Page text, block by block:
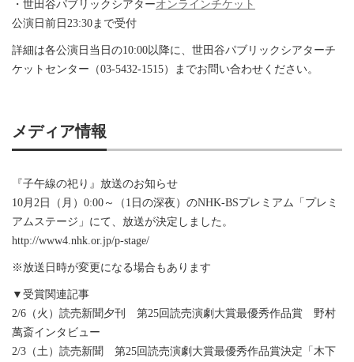
・世田谷パブリックシアターオンラインチケット
公演日前日23:30まで受付
詳細は各公演日当日の10:00以降に、世田谷パブリックシアターチ
ケットセンター（03-5432-1515）までお問い合わせください。
メディア情報
『子午線の祀り』放送のお知らせ
10月2日（月）0:00～（1日の深夜）のNHK‐BSプレミアム「プレミ
アムステージ」にて、放送が決定しました。
http://www4.nhk.or.jp/p-stage/
※放送日時が変更になる場合もあります
▼受賞関連記事
2/6（火）読売新聞夕刊 第25回読売演劇大賞最優秀作品賞 野村
萬斎インタビュー
2/3（土）読売新聞 第25回読売演劇大賞最優秀作品賞決定「木下